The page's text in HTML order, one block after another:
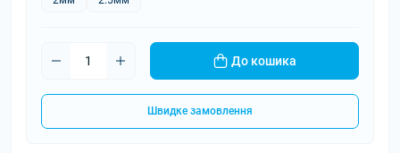
До кошика
Швидке замовлення